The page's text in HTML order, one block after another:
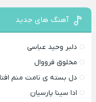
آهنگ های جدید
دلبر وحید عباسی
مخلوق فرووال
دل بسته ی نامت منم
ادا سینا پارسیان